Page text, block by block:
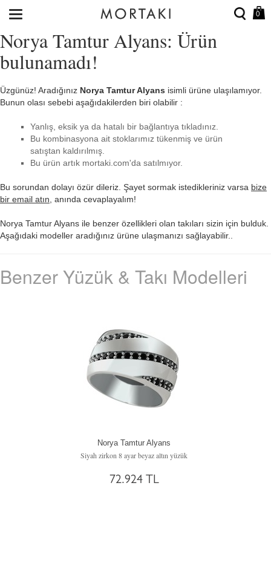
0
Norya Tamtur Alyans: Ürün
bulunamadı!
Üzgünüz! Aradığınız Norya Tamtur Alyans isimli ürüne ulaşılamıyor.
Bunun olası sebebi aşağıdakilerden biri olabilir :
Yanlış, eksik ya da hatalı bir bağlantıya tıkladınız.
Bu kombinasyona ait stoklarımız tükenmiş ve ürün
satıştan kaldırılmış.
Bu ürün artık mortaki.com'da satılmıyor.
Bu sorundan dolayı özür dileriz. Şayet sormak istedikleriniz varsa bize
bir email atın , anında cevaplayalım!
Norya Tamtur Alyans ile benzer özellikleri olan takıları sizin için bulduk.
Aşağıdaki modeller aradığınız ürüne ulaşmanızı sağlayabilir..
Benzer Yüzük & Takı Modelleri
Norya Tamtur Alyans
Siyah zirkon 8 ayar beyaz altın yüzük
72.924 TL